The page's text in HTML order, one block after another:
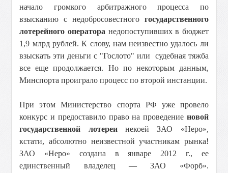
начало громкого арбитражного процесса по
взысканию с недобросовестного государственного
лотерейного оператора недопоступивших в бюджет
1,9 млрд рублей. К слову, нам неизвестно удалось ли
взыскать эти деньги с "Гослото" или судебная тяжба
все еще продолжается. Но по некоторым данным,
Минспорта проиграло процесс по второй инстанции.
При этом Министерство спорта РФ уже провело
конкурс и предоставило право на проведение новой
государственной лотереи некоей ЗАО «Неро»,
кстати, абсолютно неизвестной участникам рынка!
ЗАО «Неро» создана в январе 2012 г., ее
единственный владелец — ЗАО «Форб».